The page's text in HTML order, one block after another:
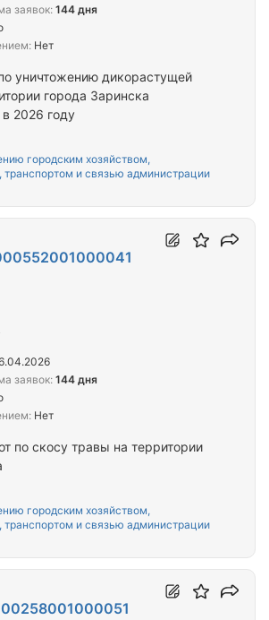
уничтожению дикорастущей
города Заринска
в 2026 году
городским хозяйством,
и связью администрации
заявок: 144 дня
Нет
по скосу травы на территории
городским хозяйством,
и связью администрации
заявок: 144 дня
Нет